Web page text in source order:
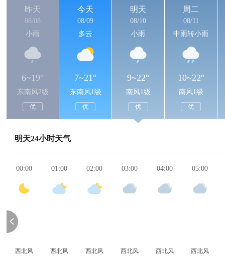
昨天
08/08
小雨
6~19°
东南风2级
优
今天
08/09
多云
7~21°
东南风1级
优
明天
08/10
小雨
9~22°
南风1级
优
周二
08/11
中雨转小雨
10~22°
南风1级
优
明天24小时天气
00:00
西北风
01:00
西北风
02:00
西北风
03:00
西北风
04:00
西北风
05:00
西北风